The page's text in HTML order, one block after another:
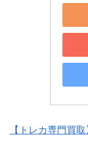
【トレカ専門買